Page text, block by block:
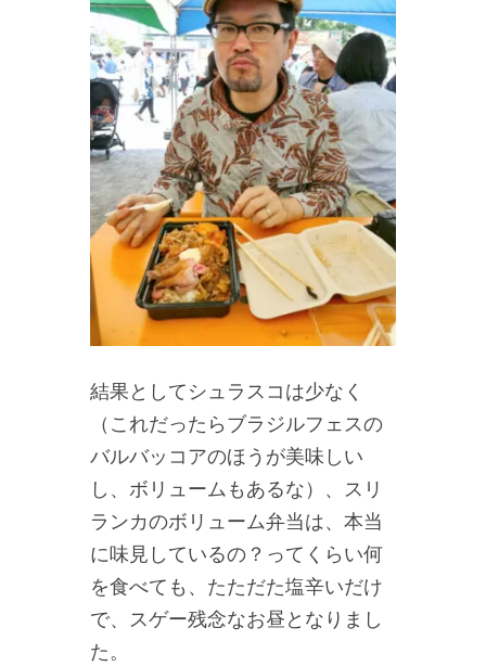
結果としてシュラスコは少なく
（これだったらブラジルフェスの
バルバッコアのほうが美味しい
し、ボリュームもあるな）、スリ
ランカのボリューム弁当は、本当
に味見しているの？ってくらい何
を食べても、たただた塩辛いだけ
で、スゲー残念なお昼となりまし
た。